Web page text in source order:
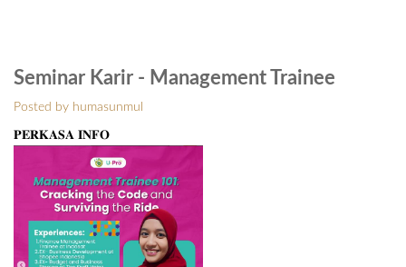
Seminar Karir - Management Trainee
Posted by humasunmul
𝐏𝐄𝐑𝐊𝐀𝐒𝐀 𝐈𝐍𝐅𝐎